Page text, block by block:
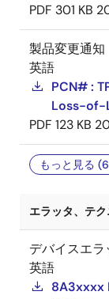
PDF 301 KB
製品変更通知
英語
PCN# :
Loss-of-
PDF 123 KB
もっと見る
エラッタ、テ
デバイスエラ
英語
8A3xxxx